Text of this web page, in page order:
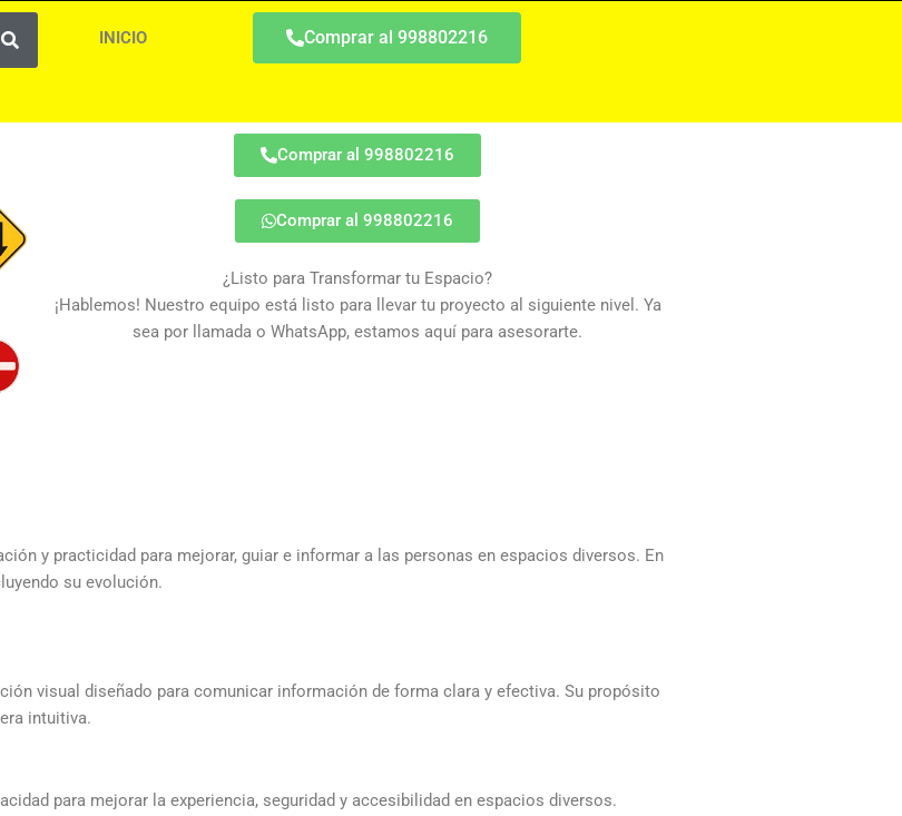
Search
INICIO Comprar al 998802216
Comprar al 998802216
Comprar al 998802216
¿Listo para Transformar tu Espacio?
¡Hablemos! Nuestro equipo está listo para llevar tu proyecto al siguiente nivel. Ya
sea por llamada o WhatsApp, estamos aquí para asesorarte.
y practicidad para mejorar, guiar e informar a las personas en espacios diversos. En
su evolución.
visual diseñado para comunicar información de forma clara y efectiva. Su propósito
intuitiva.
para mejorar la experiencia, seguridad y accesibilidad en espacios diversos.